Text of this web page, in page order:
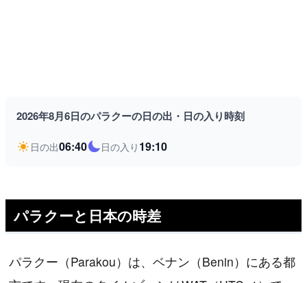
2026年8月6日のパラクーの日の出・日の入り時刻
日の出06:40 日の入り 19:10
パラクーと日本の時差
パラクー（Parakou）は、ベナン（Benin）にある都